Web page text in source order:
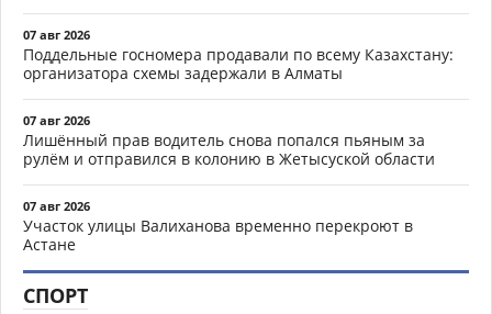
07 авг 2026
Поддельные госномера продавали по всему Казахстану:
организатора схемы задержали в Алматы
07 авг 2026
Лишённый прав водитель снова попался пьяным за
рулём и отправился в колонию в Жетысуской области
07 авг 2026
Участок улицы Валиханова временно перекроют в
Астане
СПОРТ